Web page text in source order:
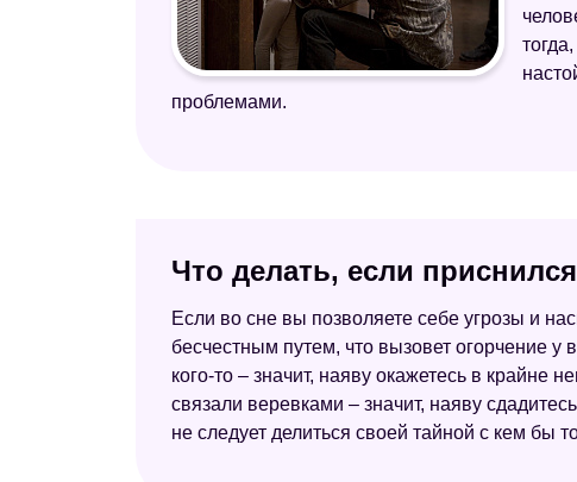
проблемами.
Что делать, если
Если во сне вы позволяете себе угрозы и
бесчестным путем, что вызовет огорчение
кого-то – значит, наяву окажетесь в крайне
связали веревками – значит, наяву
не следует делиться своей тайной с кем бы